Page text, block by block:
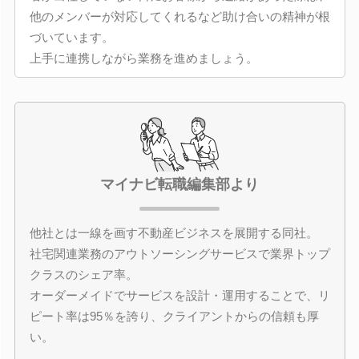
他のメンバーが対応してくれるなど助け合いの精神が根
づいています。
上手に連携しながら業務を進めましょう。
マイナビ転職編集部より
他社とは一線を画す不動産ビジネスを展開する同社。
社宅関連業務のアウトソーシングサービスで業界トップ
クラスのシェア率。
オーダーメイドでサービスを設計・運用することで、リ
ピート率は95％を誇り、クライアントからの信頼も厚
い。